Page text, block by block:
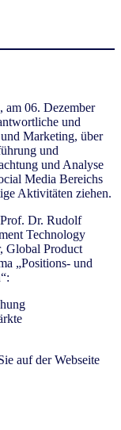
06. Dezember
und
Marketing, über
und
und Analyse
Media Bereichs
Aktivitäten ziehen.
Dr. Rudolf
Technology
Global Product
„Positions- und
auf der Webseite